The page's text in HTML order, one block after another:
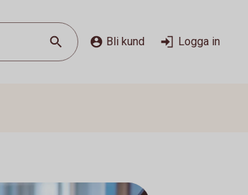
Bli kund Logga in